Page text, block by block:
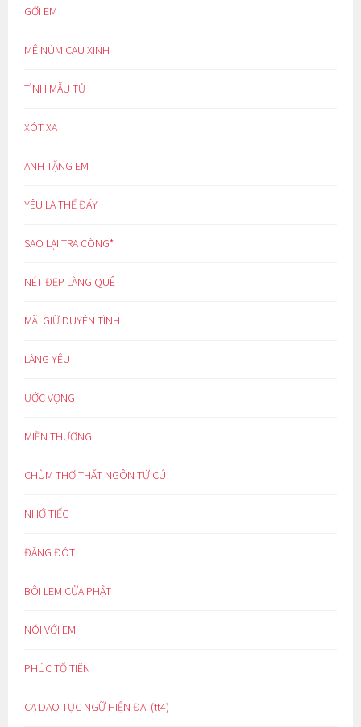
GỞI EM
MÊ NÚM CAU XINH
TÌNH MẪU TỬ
XÓT XA
ANH TẶNG EM
YÊU LÀ THẾ ĐẤY
SAO LẠI TRA CÒNG*
NÉT ĐẸP LÀNG QUÊ
MÃI GIỮ DUYÊN TÌNH
LÀNG YÊU
ƯỚC VỌNG
MIỀN THƯƠNG
CHÙM THƠ THẤT NGÔN TỨ CÚ
NHỚ TIẾC
ĐẮNG ĐÓT
BÔI LEM CỬA PHẬT
NÓI VỚI EM
PHÚC TỔ TIÊN
CA DAO TỤC NGỮ HIỆN ĐẠI (tt4)